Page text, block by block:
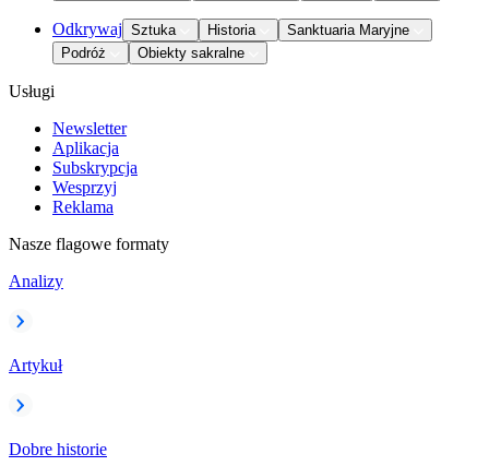
Odkrywaj Sztuka Historia
Sanktuaria Maryjne
Podróż
Obiekty sakralne
Usługi
Newsletter
Aplikacja
Subskrypcja
Wesprzyj
Reklama
Nasze flagowe formaty
Analizy
Artykuł
Dobre historie